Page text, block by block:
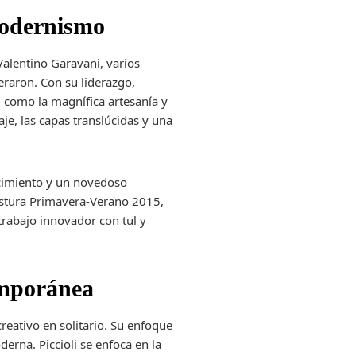
Garavani, varios
Con su liderazgo,
la magnífica artesanía y
las capas translúcidas y una
y un novedoso
Primavera-Verano 2015,
innovador con tul y
en solitario. Su enfoque
Piccioli se enfoca en la